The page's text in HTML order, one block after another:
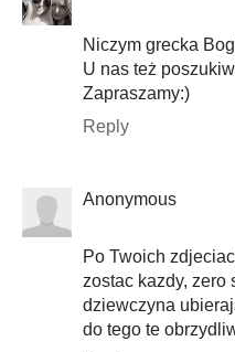
Niczym grecka
U nas też
Zapraszamy:)
Reply
Anonymous
Po Twoich
zostac kazdy, zero
dziewczyna
do tego te